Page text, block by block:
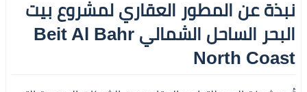
نبذة عن المطور العقاري لمشروع بيت
البحر الساحل الشمالي Beit Al Bahr
North Coast